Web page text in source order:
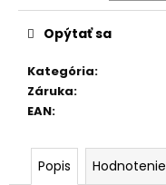
Kategória:
Záruka:
EAN:
Opýtať sa
Popis Hodnotenie
p